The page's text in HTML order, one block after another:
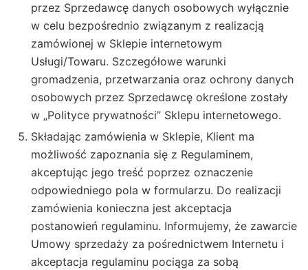
przez Sprzedawcę danych osobowych wyłącznie
w celu bezpośrednio związanym z realizacją
zamówionej w Sklepie internetowym
Usługi/Towaru. Szczegółowe warunki
gromadzenia, przetwarzania oraz ochrony danych
osobowych przez Sprzedawcę określone zostały
w „Polityce prywatności” Sklepu internetowego.
Składając zamówienia w Sklepie, Klient ma
możliwość zapoznania się z Regulaminem,
akceptując jego treść poprzez oznaczenie
odpowiedniego pola w formularzu. Do realizacji
zamówienia konieczna jest akceptacja
postanowień regulaminu. Informujemy, że zawarcie
Umowy sprzedaży za pośrednictwem Internetu i
akceptacja regulaminu pociąga za sobą